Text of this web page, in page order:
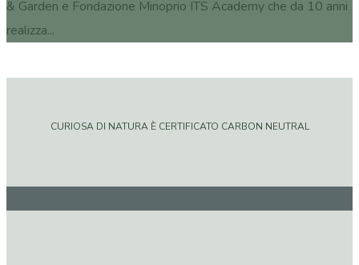
& Garden e Fondazione Minoprio ITS Academy che da 10 anni
realizza...
CURIOSA DI NATURA È CERTIFICATO CARBON NEUTRAL